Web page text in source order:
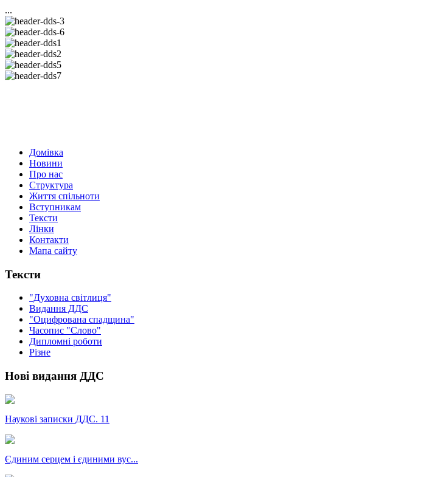
...
Домівка
Новини
Про нас
Структура
Життя спільноти
Вступникам
Тексти
Лінки
Контакти
Мапа сайту
Тексти
"Духовна світлиця"
Видання ДДС
"Оцифрована спадщина"
Часопис "Слово"
Дипломні роботи
Різне
Нові видання ДДС
Наукові записки ДДС. 11
Єдиним серцем і єдиними вус...